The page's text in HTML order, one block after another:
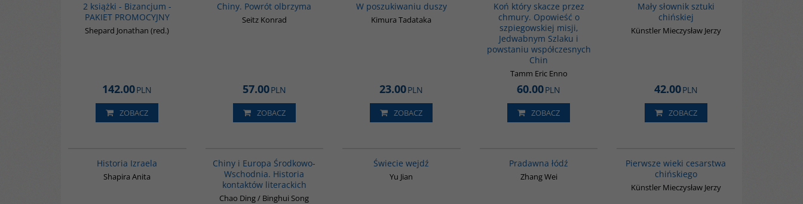
2 książki - Bizancjum -
PAKIET PROMOCYJNY
Shepard Jonathan (red.)
142.00PLN
ZOBACZ
Chiny. Powrót olbrzyma
Seitz Konrad
57.00PLN
ZOBACZ
W poszukiwaniu duszy
Kimura Tadataka
23.00PLN
ZOBACZ
Koń który skacze przez
chmury. Opowieść o
szpiegowskiej misji,
Jedwabnym Szlaku i
powstaniu współczesnych
Chin
Tamm Eric Enno
60.00PLN
ZOBACZ
Mały słownik sztuki
chińskiej
Künstler Mieczysław Jerzy
42.00PLN
ZOBACZ
Historia Izraela
Shapira Anita
Chiny i Europa Środkowo-
Wschodnia. Historia
kontaktów literackich
Chao Ding / Binghui Song
Świecie wejdź
Yu Jian
Pradawna łódź
Zhang Wei
Pierwsze wieki cesarstwa
chińskiego
Künstler Mieczysław Jerzy